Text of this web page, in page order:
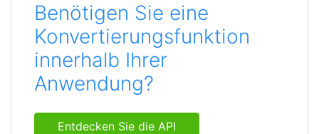
Benötigen Sie eine
Konvertierungsfunktion
innerhalb Ihrer
Anwendung?
Entdecken Sie die API